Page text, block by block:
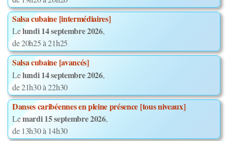
Salsa cubaine [intermédiaires]
Lelundi 14 septembre 2026,
de 20h25 à 21h25
Salsa cubaine [avancés]
Lelundi 14 septembre 2026,
de 21h30 à 22h30
Danses caribéennes en pleine présence [tous niveaux]
Lemardi 15 septembre 2026,
de 13h30 à 14h30